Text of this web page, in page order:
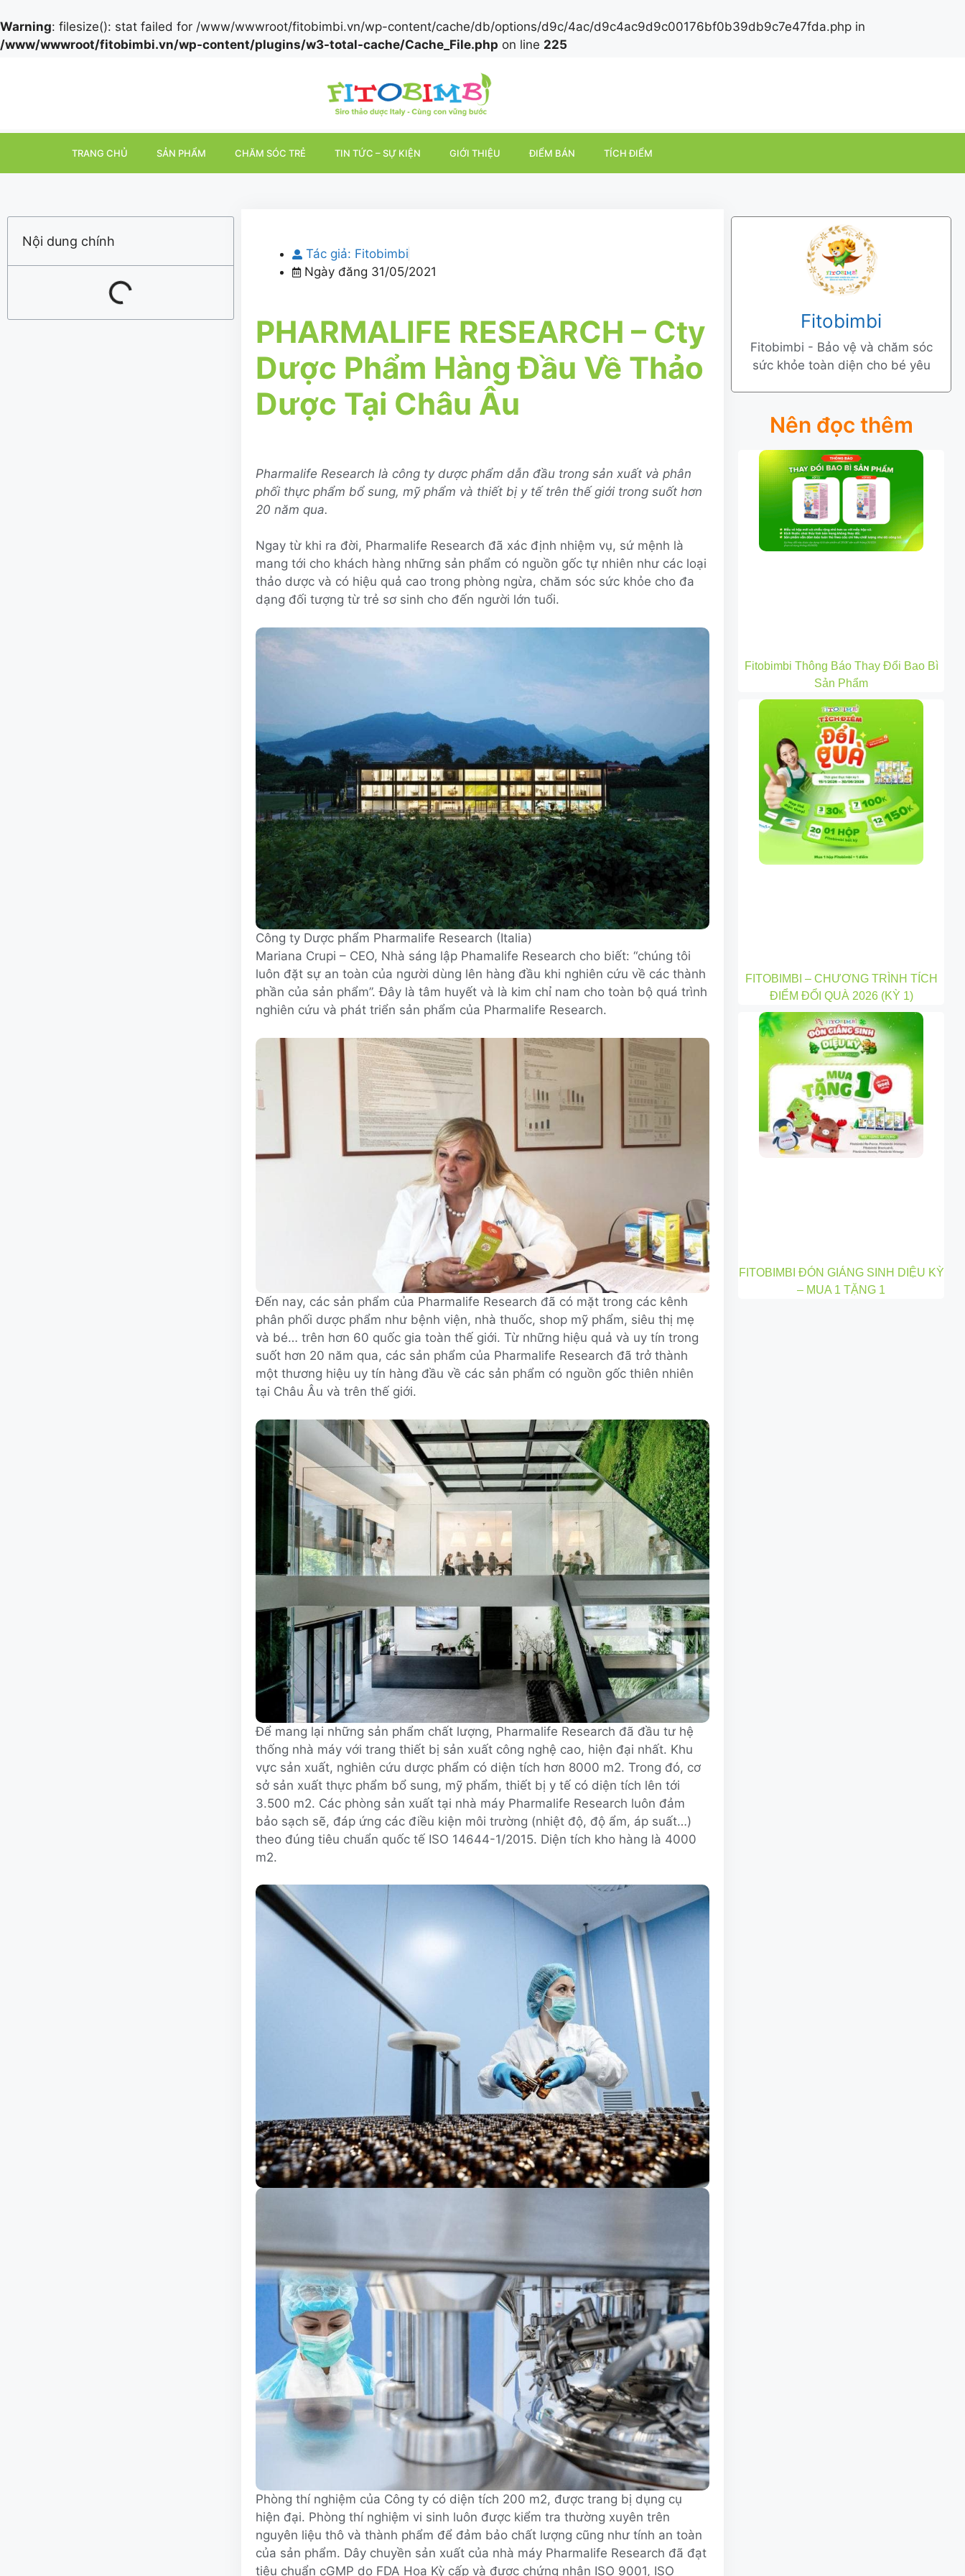
Warning: filesize(): stat failed for /www/wwwroot/fitobimbi.vn/wp-content/cache/db/options/d9c/4ac/d9c4ac9d9c00176bf0b39db9c7e47fda.php in
/www/wwwroot/fitobimbi.vn/wp-content/plugins/w3-total-cache/Cache_File.php on line 225
TRANG CHỦ SẢN PHẨM CHĂM SÓC TRẺ TIN TỨC – SỰ KIỆN GIỚI THIỆU ĐIỂM BÁN TÍCH ĐIỂM
Nội dung chính
Tác giả: Fitobimbi
Ngày đăng 31/05/2021
PHARMALIFE RESEARCH – Cty
Dược Phẩm Hàng Đầu Về Thảo
Dược Tại Châu Âu
Pharmalife Research là công ty dược phẩm dẫn đầu trong sản xuất và phân
phối thực phẩm bổ sung, mỹ phẩm và thiết bị y tế trên thế giới trong suốt hơn
20 năm qua.
Ngay từ khi ra đời, Pharmalife Research đã xác định nhiệm vụ, sứ mệnh là
mang tới cho khách hàng những sản phẩm có nguồn gốc tự nhiên như các loại
thảo dược và có hiệu quả cao trong phòng ngừa, chăm sóc sức khỏe cho đa
dạng đối tượng từ trẻ sơ sinh cho đến người lớn tuổi.
Công ty Dược phẩm Pharmalife Research (Italia)
Mariana Crupi – CEO, Nhà sáng lập Phamalife Research cho biết: “chúng tôi
luôn đặt sự an toàn của người dùng lên hàng đầu khi nghiên cứu về các thành
phần của sản phẩm”. Đây là tâm huyết và là kim chỉ nam cho toàn bộ quá trình
nghiên cứu và phát triển sản phẩm của Pharmalife Research.
Đến nay, các sản phẩm của Pharmalife Research đã có mặt trong các kênh
phân phối dược phẩm như bệnh viện, nhà thuốc, shop mỹ phẩm, siêu thị mẹ
và bé… trên hơn 60 quốc gia toàn thế giới. Từ những hiệu quả và uy tín trong
suốt hơn 20 năm qua, các sản phẩm của Pharmalife Research đã trở thành
một thương hiệu uy tín hàng đầu về các sản phẩm có nguồn gốc thiên nhiên
tại Châu Âu và trên thế giới.
Để mang lại những sản phẩm chất lượng, Pharmalife Research đã đầu tư hệ
thống nhà máy với trang thiết bị sản xuất công nghệ cao, hiện đại nhất. Khu
vực sản xuất, nghiên cứu dược phẩm có diện tích hơn 8000 m2. Trong đó, cơ
sở sản xuất thực phẩm bổ sung, mỹ phẩm, thiết bị y tế có diện tích lên tới
3.500 m2. Các phòng sản xuất tại nhà máy Pharmalife Research luôn đảm
bảo sạch sẽ, đáp ứng các điều kiện môi trường (nhiệt độ, độ ẩm, áp suất…)
theo đúng tiêu chuẩn quốc tế ISO 14644-1/2015. Diện tích kho hàng là 4000
m2.
Phòng thí nghiệm của Công ty có diện tích 200 m2, được trang bị dụng cụ
hiện đại. Phòng thí nghiệm vi sinh luôn được kiểm tra thường xuyên trên
nguyên liệu thô và thành phẩm để đảm bảo chất lượng cũng như tính an toàn
của sản phẩm. Dây chuyền sản xuất của nhà máy Pharmalife Research đã đạt
tiêu chuẩn cGMP do FDA Hoa Kỳ cấp và được chứng nhận ISO 9001, ISO
Fitobimbi
Fitobimbi - Bảo vệ và chăm sóc
sức khỏe toàn diện cho bé yêu
Nên đọc thêm
Fitobimbi Thông Báo Thay Đổi Bao Bì
Sản Phẩm
FITOBIMBI – CHƯƠNG TRÌNH TÍCH
ĐIỂM ĐỔI QUÀ 2026 (KỲ 1)
FITOBIMBI ĐÓN GIÁNG SINH DIỆU KỲ
– MUA 1 TẶNG 1